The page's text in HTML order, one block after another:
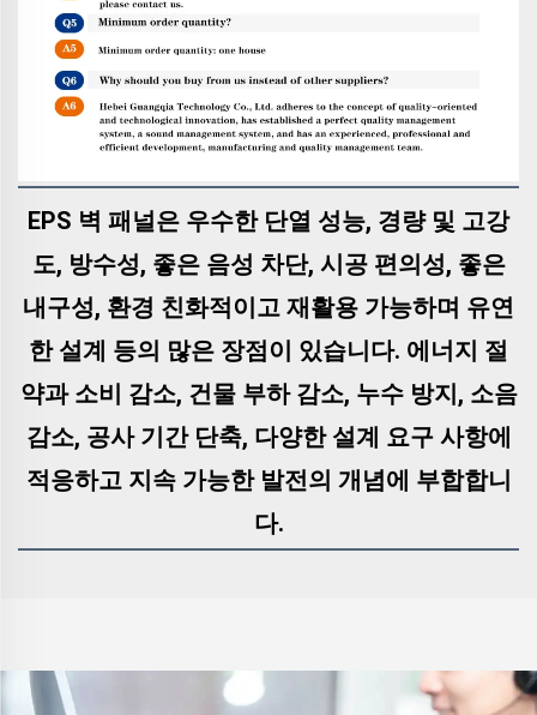
EPS 벽 패널은 우수한 단열 성능, 경량 및 고강
도, 방수성, 좋은 음성 차단, 시공 편의성, 좋은
내구성, 환경 친화적이고 재활용 가능하며 유연
한 설계 등의 많은 장점이 있습니다. 에너지 절
약과 소비 감소, 건물 부하 감소, 누수 방지, 소음
감소, 공사 기간 단축, 다양한 설계 요구 사항에
적응하고 지속 가능한 발전의 개념에 부합합니
다.